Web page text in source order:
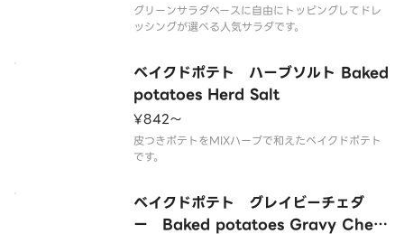
グリーンサラダベースに自由にトッピングしてドレ
ッシングが選べる人気サラダです。
ベイクドポテト ハーブソルト Baked
potatoes Herd Salt
¥842〜
皮つきポテトをMIXハーブで和えたベイクドポテト
です。
ベイクドポテト グレイビーチェダ
ー Baked potatoes Gravy Ched